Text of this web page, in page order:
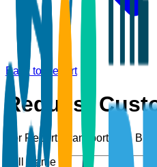
Back to Report
Request
For Report: Transportation
Full Name *